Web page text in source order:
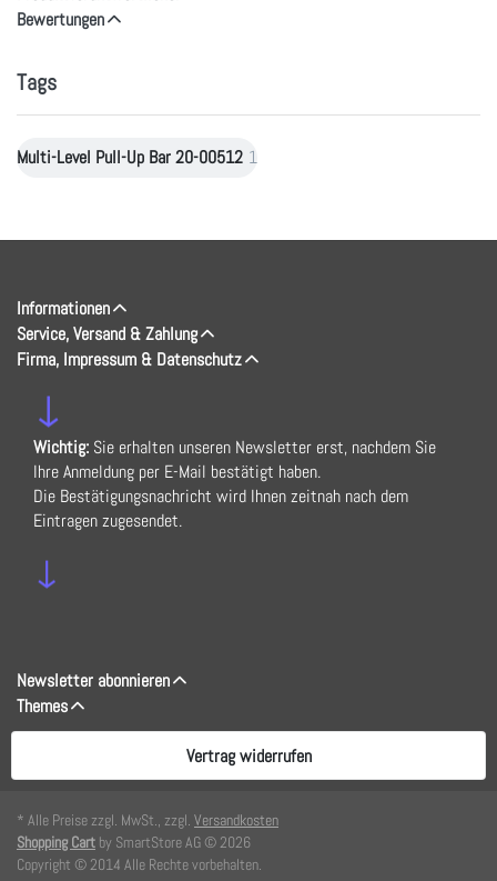
Bewertungen
Tags
Multi-Level Pull-Up Bar 20-00512 1
Informationen
Service, Versand & Zahlung
Firma, Impressum & Datenschutz
↓
Wichtig: Sie erhalten unseren Newsletter erst, nachdem Sie
Ihre Anmeldung per E-Mail bestätigt haben.
Die Bestätigungsnachricht wird Ihnen zeitnah nach dem
Eintragen zugesendet.
↓
Newsletter abonnieren
Themes
Vertrag widerrufen
* Alle Preise zzgl. MwSt., zzgl. Versandkosten
Shopping Cart by SmartStore AG © 2026
Copyright © 2014 Alle Rechte vorbehalten.